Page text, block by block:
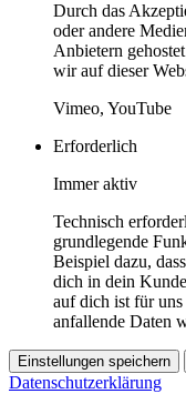
Durch das
oder andere
Anbietern
wir auf dieser
Vimeo, YouTube
Erforderlich
Immer aktiv
Technisch
grundlegende
Beispiel dazu,
dich in dein
auf dich ist für
anfallende Daten
Einstellungen speichern
Datenschutzerklärung